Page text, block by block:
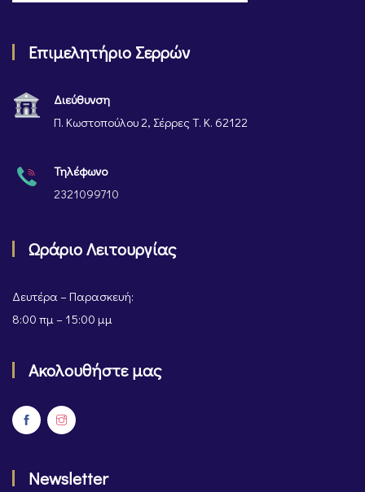
Επιμελητήριο Σερρών
Διεύθυνση
Π. Κωστοπούλου 2, Σέρρες Τ. Κ. 62122
Τηλέφωνο
2321099710
Ωράριο Λειτουργίας
Δευτέρα – Παρασκευή:
8:00 πμ – 15:00 μμ
Ακολουθήστε μας
Newsletter